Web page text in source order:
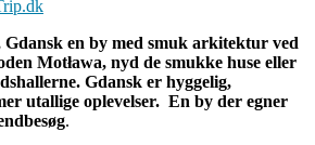
Gdansk en by med smuk arkitektur ved
Motława, nyd de smukke huse eller
Gdansk er hyggelig,
utallige oplevelser. En by der egner
.